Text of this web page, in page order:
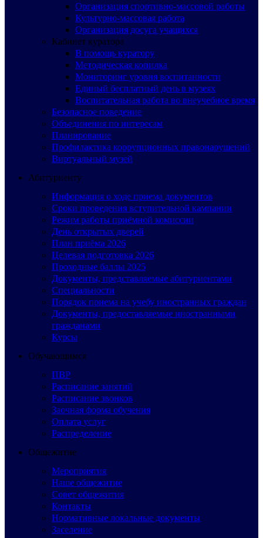
Организация спортивно-массовой работы
Культурно-массовая работа
Организация досуга учащихся
Кабинет куратора
В помощь куратору
Методическая копилка
Мониторинг уровня воспитанности
Единый бесплатный день в музеях
Воспитательная работа во внеучебное время
Безопасное поведение
Объединения по интересам
Планирование
Профилактика коррупционных правонарушений
Виртуальный музей
Абитуриенту
Информация о ходе приема документов
Сроки проведения вступительной кампании
Режим работы приёмной комиссии
День открытых дверей
План приёма 2026
Целевая подготовка 2026
Проходные баллы 2025
Документы, представляемые абитуриентами
Специальности
Порядок приема на учебу иностранных граждан
Документы, предоставляемые иностранными
гражданами
Курсы
Обучающимся
ПВР
Расписание занятий
Расписание звонков
Заочная форма обучения
Оплата услуг
Распределение
Общежитие
Мероприятия
Наше общежитие
Совет общежития
Контакты
Нормативные локальные документы
Заселение